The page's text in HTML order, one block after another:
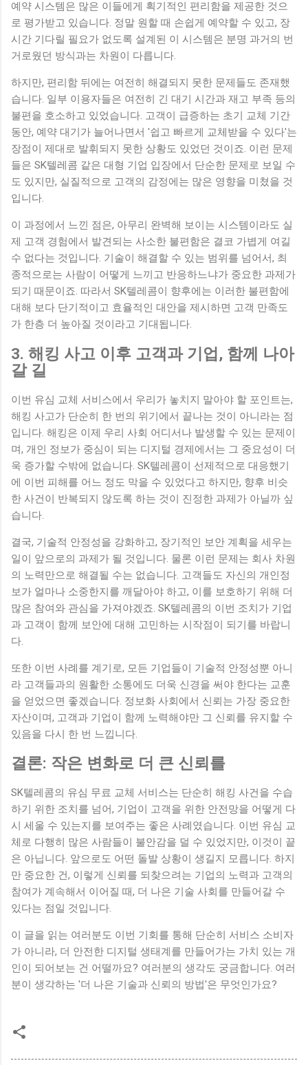
예약 시스템은 많은 이들에게 획기적인 편리함을 제공한 것으
로 평가받고 있습니다. 정말 원할 때 손쉽게 예약할 수 있고, 장
시간 기다릴 필요가 없도록 설계된 이 시스템은 분명 과거의 번
거로웠던 방식과는 차원이 다릅니다.
하지만, 편리함 뒤에는 여전히 해결되지 못한 문제들도 존재했
습니다. 일부 이용자들은 여전히 긴 대기 시간과 재고 부족 등의
불편을 호소하고 있었습니다. 고객이 급증하는 초기 교체 기간
동안, 예약 대기가 늘어나면서 '쉽고 빠르게 교체받을 수 있다'는
장점이 제대로 발휘되지 못한 상황도 있었던 것이죠. 이런 문제
들은 SK텔레콤 같은 대형 기업 입장에서 단순한 문제로 보일 수
도 있지만, 실질적으로 고객의 감정에는 많은 영향을 미쳤을 것
입니다.
이 과정에서 느낀 점은, 아무리 완벽해 보이는 시스템이라도 실
제 고객 경험에서 발견되는 사소한 불편함은 결코 가볍게 여길
수 없다는 것입니다. 기술이 해결할 수 있는 범위를 넘어서, 최
종적으로는 사람이 어떻게 느끼고 반응하느냐가 중요한 과제가
되기 때문이죠. 따라서 SK텔레콤이 향후에는 이러한 불편함에
대해 보다 단기적이고 효율적인 대안을 제시하면 고객 만족도
가 한층 더 높아질 것이라고 기대됩니다.
3. 해킹 사고 이후 고객과 기업, 함께 나아
갈 길
이번 유심 교체 서비스에서 우리가 놓치지 말아야 할 포인트는,
해킹 사고가 단순히 한 번의 위기에서 끝나는 것이 아니라는 점
입니다. 해킹은 이제 우리 사회 어디서나 발생할 수 있는 문제이
며, 개인 정보가 중심이 되는 디지털 경제에서는 그 중요성이 더
욱 증가할 수밖에 없습니다. SK텔레콤이 선제적으로 대응했기
에 이번 피해를 어느 정도 막을 수 있었다고 하지만, 향후 비슷
한 사건이 반복되지 않도록 하는 것이 진정한 과제가 아닐까 싶
습니다.
결국, 기술적 안정성을 강화하고, 장기적인 보안 계획을 세우는
일이 앞으로의 과제가 될 것입니다. 물론 이런 문제는 회사 차원
의 노력만으로 해결될 수는 없습니다. 고객들도 자신의 개인정
보가 얼마나 소중한지를 깨달아야 하고, 이를 보호하기 위해 더
많은 참여와 관심을 가져야겠죠. SK텔레콤의 이번 조치가 기업
과 고객이 함께 보안에 대해 고민하는 시작점이 되기를 바랍니
다.
또한 이번 사례를 계기로, 모든 기업들이 기술적 안정성뿐 아니
라 고객들과의 원활한 소통에도 더욱 신경을 써야 한다는 교훈
을 얻었으면 좋겠습니다. 정보화 사회에서 신뢰는 가장 중요한
자산이며, 고객과 기업이 함께 노력해야만 그 신뢰를 유지할 수
있음을 다시 한 번 느낍니다.
결론: 작은 변화로 더 큰 신뢰를
SK텔레콤의 유심 무료 교체 서비스는 단순히 해킹 사건을 수습
하기 위한 조치를 넘어, 기업이 고객을 위한 안전망을 어떻게 다
시 세울 수 있는지를 보여주는 좋은 사례였습니다. 이번 유심 교
체로 다행히 많은 사람들이 불안감을 덜 수 있었지만, 이것이 끝
은 아닙니다. 앞으로도 어떤 돌발 상황이 생길지 모릅니다. 하지
만 중요한 건, 이렇게 신뢰를 되찾으려는 기업의 노력과 고객의
참여가 계속해서 이어질 때, 더 나은 기술 사회를 만들어갈 수
있다는 점일 것입니다.
이 글을 읽는 여러분도 이번 기회를 통해 단순히 서비스 소비자
가 아니라, 더 안전한 디지털 생태계를 만들어가는 가치 있는 개
인이 되어보는 건 어떨까요? 여러분의 생각도 궁금합니다. 여러
분이 생각하는 '더 나은 기술과 신뢰의 방법'은 무엇인가요?